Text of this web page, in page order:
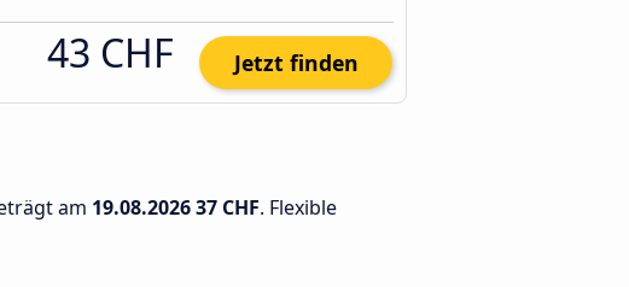
43 CHF Jetzt finden
am 19.08.202637 CHF. Flexible